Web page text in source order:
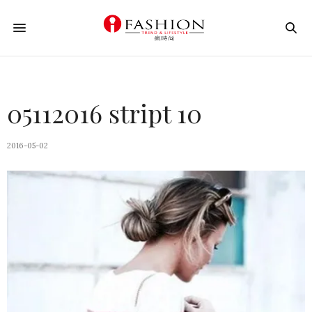
05112016 stript 10
2016-05-02